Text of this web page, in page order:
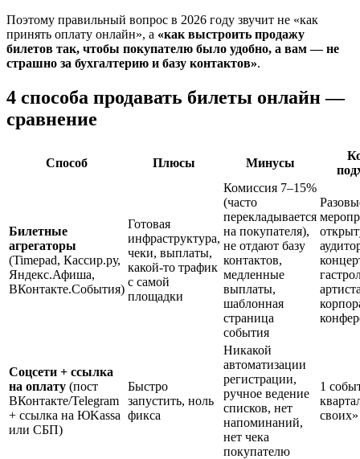
Поэтому правильный вопрос в 2026 году звучит не «как
принять оплату онлайн», а «как выстроить продажу
билетов так, чтобы покупателю было удобно, а вам — не
страшно за бухгалтерию и базу контактов».
4 способа продавать билеты онлайн —
сравнение
Способ Плюсы Минусы
Билетные
агрегаторы
(Timepad, Кассир.ру,
Яндекс.Афиша,
ВКонтакте.События)
Готовая
инфраструктура,
чеки, выплаты,
какой-то трафик
с самой
площадки
Комиссия 7–15%
(часто
перекладывается
на покупателя),
не отдают базу
контактов,
медленные
выплаты,
шаблонная
страница
события
Соцсети + ссылка
на оплату (пост
ВКонтакте/Telegram
+ ссылка на ЮKassa
или СБП)
Быстро
запустить, ноль
фикса
Никакой
автоматизации
регистрации,
ручное ведение
списков, нет
напоминаний,
нет чека
покупателю
1
своих»